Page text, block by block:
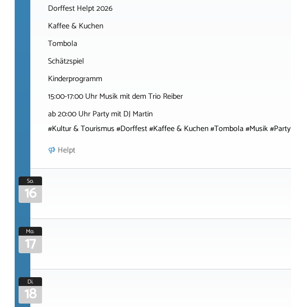
Dorffest Helpt 2026
Kaffee & Kuchen
Tombola
Schätzspiel
Kinderprogramm
15:00-17:00 Uhr Musik mit dem Trio Reiber
ab 20:00 Uhr Party mit DJ Martin
#Kultur & Tourismus #Dorffest #Kaffee & Kuchen #Tombola #Musik #Party
Helpt
So.
16
Mo.
17
Di.
18